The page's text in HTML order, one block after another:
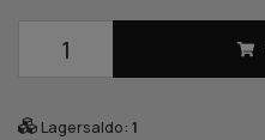
Lagersaldo: 1